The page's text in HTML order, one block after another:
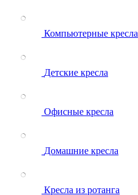
Компьютерные кресла
Детские кресла
Офисные кресла
Домашние кресла
Кресла из ротанга